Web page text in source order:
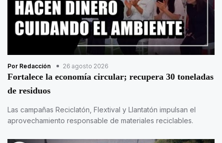
Por Redacción 26 agosto 2026
Fortalece la economía circular; recupera 30 toneladas
de residuos
Las campañas Reciclatón, Flextival y Llantatón impulsan el
aprovechamiento responsable de materiales reciclables.